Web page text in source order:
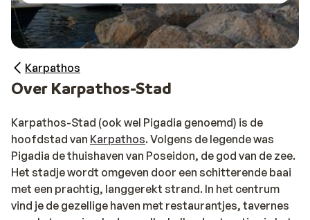
Karpathos
Over Karpathos-Stad
Karpathos-Stad (ook wel Pigadia genoemd) is de
hoofdstad van Karpathos. Volgens de legende was
Pigadia de thuishaven van Poseidon, de god van de zee.
Het stadje wordt omgeven door een schitterende baai
met een prachtig, langgerekt strand. In het centrum
vind je de gezellige haven met restaurantjes, tavernes